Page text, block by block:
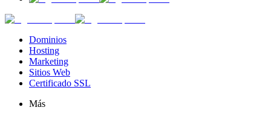
Dominios
Hosting
Marketing
Sitios Web
Certificado SSL
Más